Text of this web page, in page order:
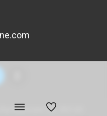
Marconi 36, 90141